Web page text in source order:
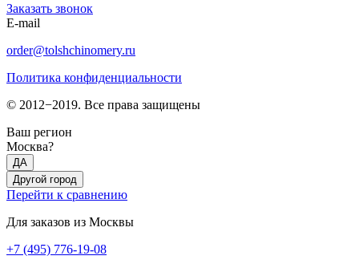
Заказать звонок
E-mail
order@tolshchinomery.ru
Политика конфиденциальности
© 2012−2019. Все права защищены
Ваш регион
Москва?
ДА
Другой город
Перейти к сравнению
Для заказов из Москвы
+7 (495) 776-19-08